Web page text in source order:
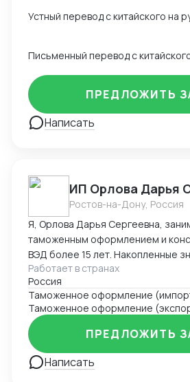
гарантировать высокое качество
Написать
ПРЕДЛОЖИТЬ
ИП Орлова Дарья
Ростов-на-Дону, Россия
Я, Орлова Дарья Сергеевна,
таможенным оформлением и
ВЭД более 15 лет. Накопленные
оформления импортируемых и
грузов участников ВЭД позволяют проводить
таможенное оформление в
избежать досадных ошибок,
сэкономить ваши ресурсы! Успешный опыт
долгосрочных партнерских
компаниями – позволил
Работает в странах
Россия
Таможенное оформление
Таможенное оформление
Написать
ПРЕДЛОЖИТЬ